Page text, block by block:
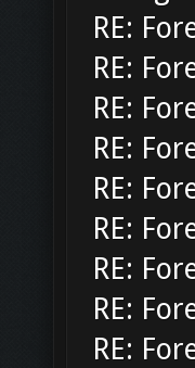
RE:
RE:
RE:
RE:
RE:
RE:
RE:
RE:
RE: